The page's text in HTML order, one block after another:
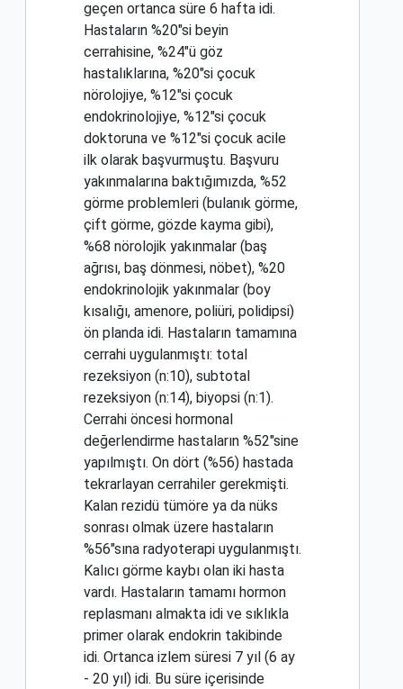
geçen ortanca süre 6 hafta idi.
Hastaların %20"si beyin
cerrahisine, %24"ü göz
hastalıklarına, %20"si çocuk
nörolojiye, %12"si çocuk
endokrinolojiye, %12"si çocuk
doktoruna ve %12"si çocuk acile
ilk olarak başvurmuştu. Başvuru
yakınmalarına baktığımızda, %52
görme problemleri (bulanık görme,
çift görme, gözde kayma gibi),
%68 nörolojik yakınmalar (baş
ağrısı, baş dönmesi, nöbet), %20
endokrinolojik yakınmalar (boy
kısalığı, amenore, poliüri, polidipsi)
ön planda idi. Hastaların tamamına
cerrahi uygulanmıştı: total
rezeksiyon (n:10), subtotal
rezeksiyon (n:14), biyopsi (n:1).
Cerrahi öncesi hormonal
değerlendirme hastaların %52"sine
yapılmıştı. On dört (%56) hastada
tekrarlayan cerrahiler gerekmişti.
Kalan rezidü tümöre ya da nüks
sonrası olmak üzere hastaların
%56"sına radyoterapi uygulanmıştı.
Kalıcı görme kaybı olan iki hasta
vardı. Hastaların tamamı hormon
replasmanı almakta idi ve sıklıkla
primer olarak endokrin takibinde
idi. Ortanca izlem süresi 7 yıl (6 ay
- 20 yıl) idi. Bu süre içerisinde